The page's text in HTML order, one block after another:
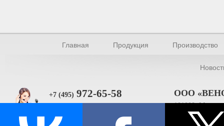
Главная Продукция Производство
+7 (495) 972-65-58 ООО
101000,
ИНН